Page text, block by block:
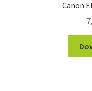
Canon